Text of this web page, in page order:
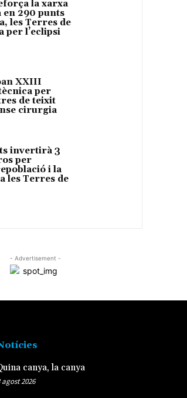
la xarxa
290 punts
les Terres de
per l’eclipsi
XXIII
per
de teixit
cirurgia
invertirà 3
per
i la
les Terres de
- Advertisement -
canya, la canya
agost 2026